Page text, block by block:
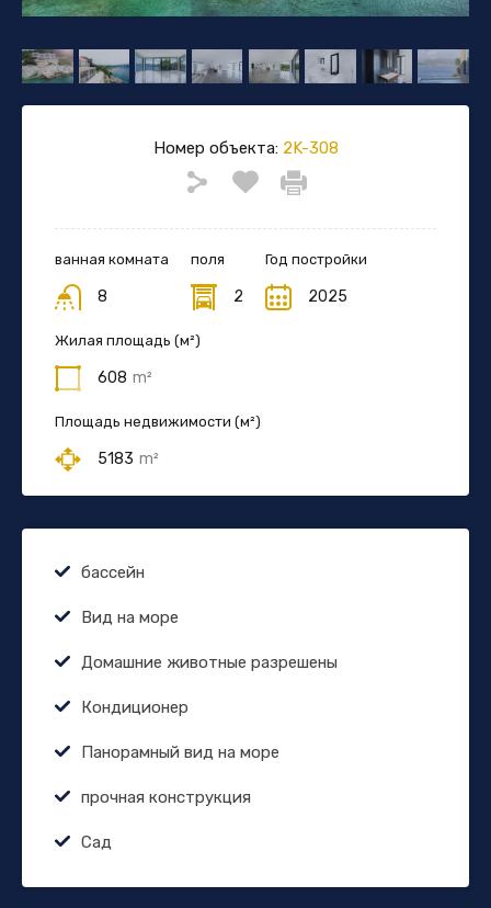
Номер объекта:2K-308
ванная комната
8
поля
2
Год постройки
2025
Жилая площадь (м²)
608 m²
Площадь недвижимости (м²)
5183 m²
бассейн
Вид на море
Домашние животные разрешены
Кондиционер
Панорамный вид на море
прочная конструкция
Сад